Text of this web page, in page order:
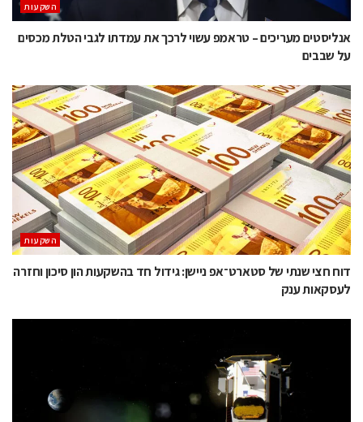
השקעות
אנליסטים מעריכים – טראמפ עשוי לרכך את עמדתו לגבי הטלת מכסים
על שבבים
השקעות
דוח חצי שנתי של סטארט־אפ ניישן: גידול חד בהשקעות הון סיכון וחזרה
לעסקאות ענק